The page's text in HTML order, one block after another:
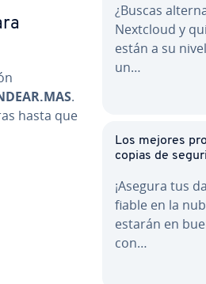
.
hasta que
¿Buscas
Nextcloud y
están a su
un…
Los mejores
copias de
¡Asegura tus
fiable en la
estarán en
con…